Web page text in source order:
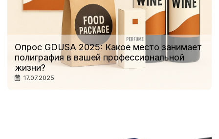
Опрос GDUSA 2025: Какое место занимает
полиграфия в вашей профессиональной
жизни?
17.07.2025